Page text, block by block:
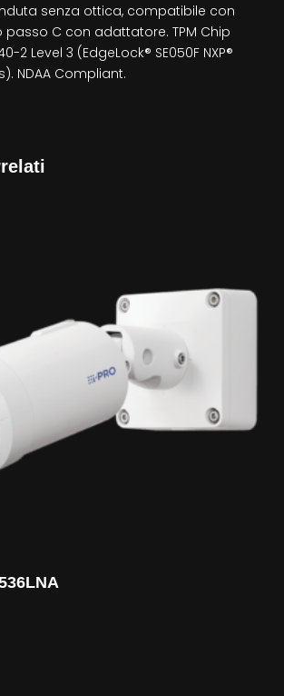
senza ottica, compatibile con
passo C con adattatore. TPM Chip
2 Level 3 (EdgeLock® SE050F NXP®
NDAA Compliant.